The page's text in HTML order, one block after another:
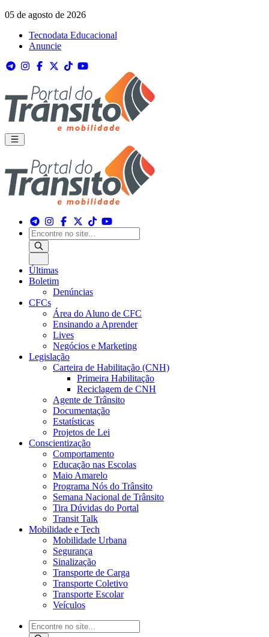
05 de agosto de 2026
Tecnodata Educacional
Anuncie
Últimas
Boletim
Denúncias
CFCs
Área do Aluno de CFC
Ensinando a Aprender
Lives
Negócios e Marketing
Legislação
Carteira de Habilitação (CNH)
Primeira Habilitação
Reciclagem de CNH
Agente de Trânsito
Documentação
Estatísticas
Projetos de Lei
Conscientização
Comportamento
Educação nas Escolas
Maio Amarelo
Programa Nós do Trânsito
Semana Nacional de Trânsito
Tira Dúvidas do Portal
Transit Talk
Mobilidade e Tech
Mobilidade Urbana
Segurança
Sinalização
Transporte de Carga
Transporte Coletivo
Transporte Escolar
Veículos